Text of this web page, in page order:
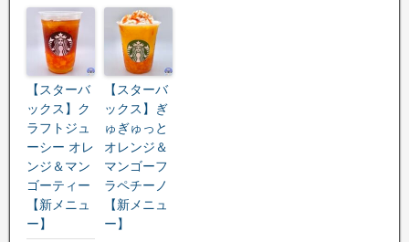
【スターバ
ックス】ク
ラフトジュ
ーシー オレ
ンジ＆マン
ゴーティー
【新メニュ
ー】
【スターバ
ックス】ぎ
ゅぎゅっと
オレンジ＆
マンゴーフ
ラペチーノ
【新メニュ
ー】